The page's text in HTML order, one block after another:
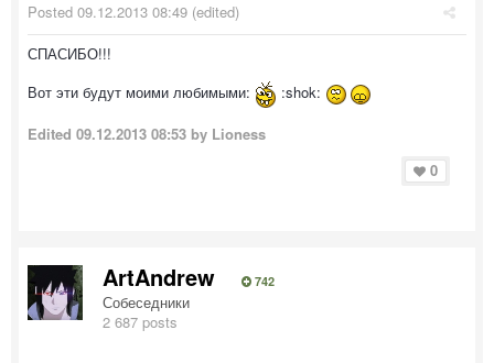
Posted 09.12.2013 08:49 (edited)
СПАСИБО!!!
Вот эти будут моими любимыми:
:shok:
Edited 09.12.2013 08:53 by Lioness
0
ArtAndrew 742
Собеседники
2 687 posts